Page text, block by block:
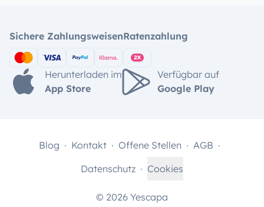
Sichere ZahlungsweisenRatenzahlung
Herunterladen im
App Store
Verfügbar auf
Google Play
© 2026 Yescapa
Blog Kontakt Offene Stellen
AGB
Datenschutz
Cookies